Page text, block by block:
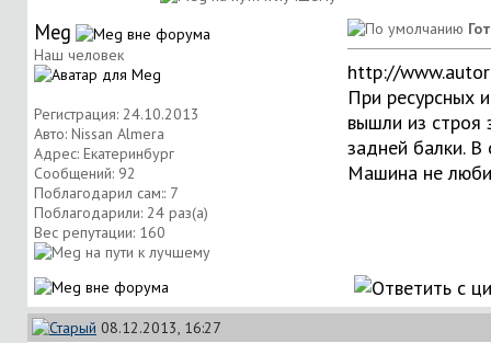
Meg
Наш человек
Регистрация: 24.10.2013
Авто: Nissan Almera
Адрес: Екатеринбург
Сообщений: 92
Поблагодарил сам:: 7
Поблагодарили: 24 раз(а)
Вес репутации: 160
http://
При ресурсных
вышли из строя
задней балки.
Машина не
08.12.2013, 16:27